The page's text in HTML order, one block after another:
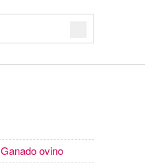
Ganado ovino